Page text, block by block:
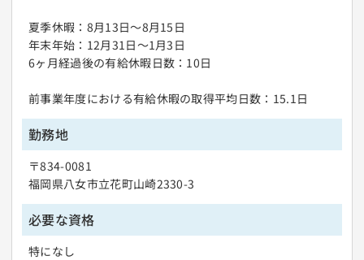
夏季休暇：8月13日〜8月15日
年末年始：12月31日〜1月3日
6ヶ月経過後の有給休暇日数：10日
前事業年度における有給休暇の取得平均日数：15.1日
勤務地
〒834-0081
福岡県八女市立花町山崎2330-3
必要な資格
特になし